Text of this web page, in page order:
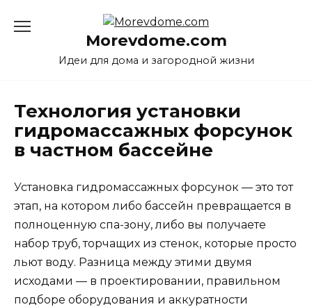
Morevdome.com
Идеи для дома и загородной жизни
Технология установки
гидромассажных форсунок
в частном бассейне
Установка гидромассажных форсунок — это тот
этап, на котором либо бассейн превращается в
полноценную спа-зону, либо вы получаете
набор труб, торчащих из стенок, которые просто
льют воду. Разница между этими двумя
исходами — в проектировании, правильном
подборе оборудования и аккуратности